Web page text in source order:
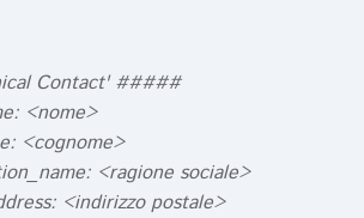
Contact' #####
<nome>
<cognome>
<ragione sociale>
<indirizzo postale>